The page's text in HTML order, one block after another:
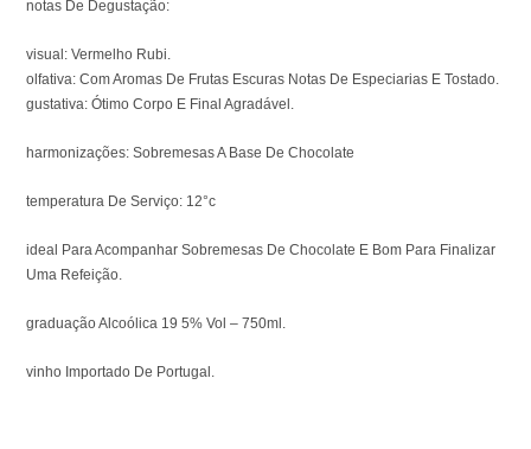
notas De Degustação:
visual: Vermelho Rubi.
olfativa: Com Aromas De Frutas Escuras Notas De Especiarias E Tostado.
gustativa: Ótimo Corpo E Final Agradável.
harmonizações: Sobremesas A Base De Chocolate
temperatura De Serviço: 12°c
ideal Para Acompanhar Sobremesas De Chocolate E Bom Para Finalizar
Uma Refeição.
graduação Alcoólica 19 5% Vol – 750ml.
vinho Importado De Portugal.